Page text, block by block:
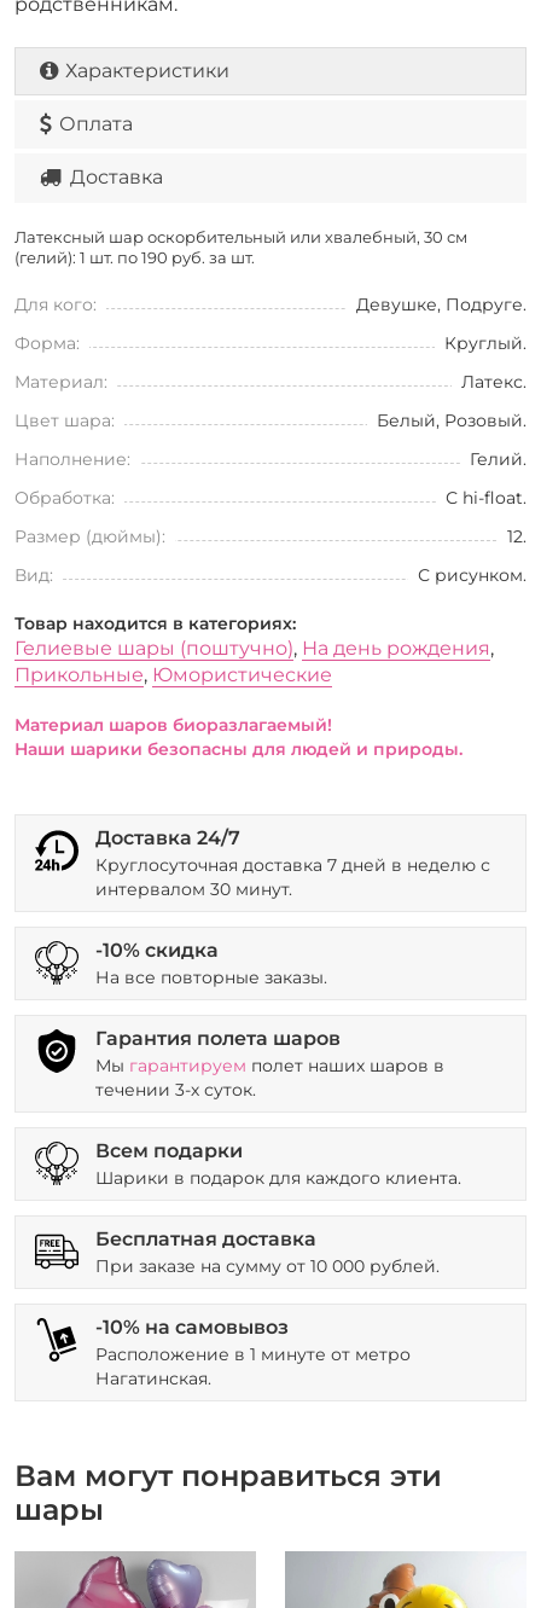
Характеристики
Оплата
Доставка
Латексный шар оскорбительный или хвалебный, 30 см
(гелий): 1 шт. по 190 руб. за шт.
Для кого:
Девушке, Подруге.
Форма:
Круглый.
Материал:
Латекс.
Цвет шара:
Белый, Розовый.
Наполнение:
Гелий.
Обработка:
С hi-float.
Размер (дюймы):
12.
Вид:
С рисунком.
Товар находится в категориях:
Гелиевые шары (поштучно), На день рождения,
Прикольные, Юмористические
Материал шаров биоразлагаемый!
Наши шарики безопасны для людей и природы.
Доставка 24/7
Круглосуточная доставка 7 дней в неделю с
интервалом 30 минут.
-10% скидка
На все повторные заказы.
Гарантия полета шаров
Мы гарантируем полет наших шаров в
течении 3-х суток.
Всем подарки
Шарики в подарок для каждого клиента.
Бесплатная доставка
При заказе на сумму от 10 000 рублей.
-10% на самовывоз
Расположение в 1 минуте от метро
Нагатинская.
Вам могут понравиться эти
шары